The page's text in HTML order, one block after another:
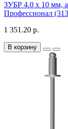
ЗУБР 4.0 х 10 мм,
Профессионал
1 351.20 р.
В корзину